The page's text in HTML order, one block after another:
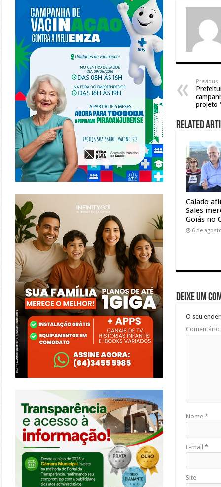
Previous
projeto
Related
Caiado
Sales
Goiás no
6 de
Deixe um
O seu
Comentário
Nome *
E-mail *
Site
https://www.infinitygo.com.br/
https://morrinhos.go.leg.br/